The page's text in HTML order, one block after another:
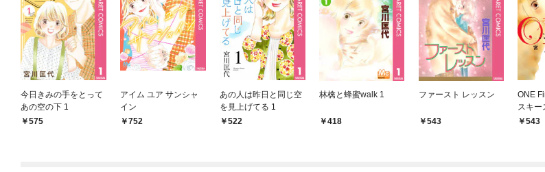
今日きみの手をとって
あの空の下 1
575
アイム ユア サンシャ
イン
752
あの人は昨日と同じ空
を見上げてる 1
522
林檎と蜂蜜walk 1
418
ファースト レッスン
543
ONE
スキ
543